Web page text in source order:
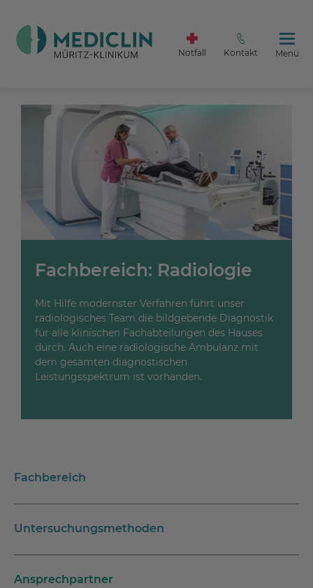
Notfall Kontakt Menü
Fachbereich: Radiologie
Mit Hilfe modernster Verfahren führt unser
radiologisches Team die bildgebende Diagnostik
für alle klinischen Fachabteilungen des Hauses
durch. Auch eine radiologische Ambulanz mit
dem gesamten diagnostischen
Leistungsspektrum ist vorhanden.
Fachbereich
Untersuchungsmethoden
Ansprechpartner